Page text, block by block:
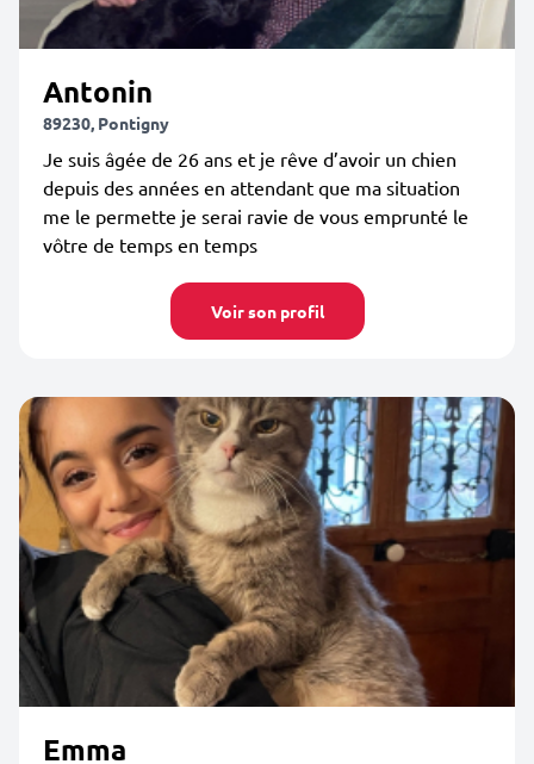
Antonin
89230, Pontigny
Je suis âgée de 26 ans et je rêve d’avoir un chien
depuis des années en attendant que ma situation
me le permette je serai ravie de vous emprunté le
vôtre de temps en temps
Voir son profil
Emma